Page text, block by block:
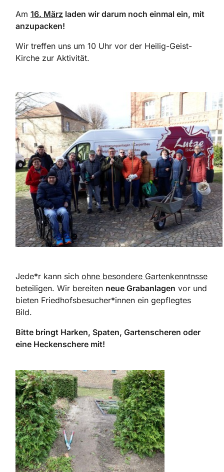
Am 16. März laden wir darum noch einmal ein, mit
anzupacken!
Wir treffen uns um 10 Uhr vor der Heilig-Geist-
Kirche zur Aktivität.
Jede*r kann sich ohne besondere Gartenkenntnsse
beteiligen. Wir bereiten neue Grabanlagen vor und
bieten Friedhofsbesucher*innen ein gepflegtes
Bild.
Bitte bringt Harken, Spaten, Gartenscheren oder
eine Heckenschere mit!